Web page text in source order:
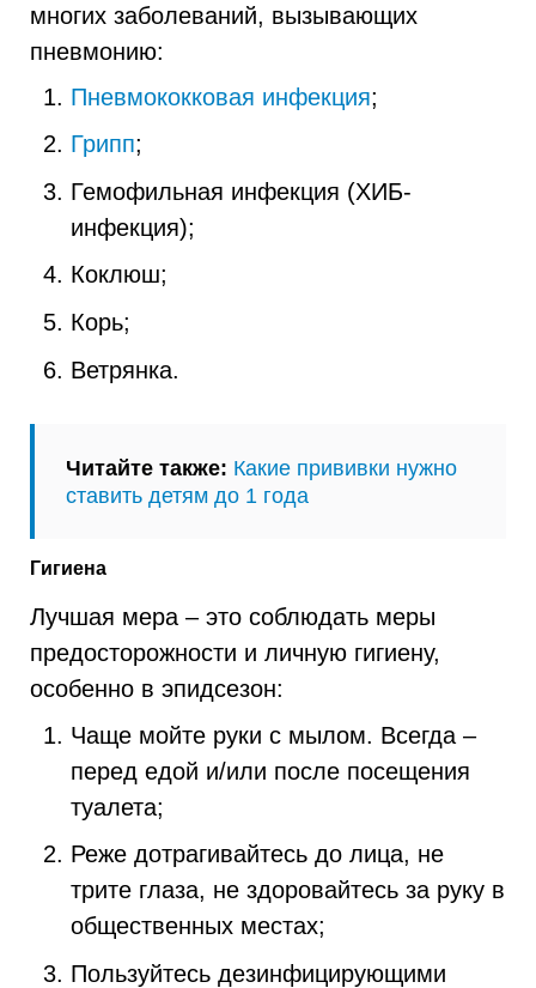
многих заболеваний, вызывающих
пневмонию:
Пневмококковая инфекция;
Грипп;
Гемофильная инфекция (ХИБ-
инфекция);
Коклюш;
Корь;
Ветрянка.
Читайте также: Какие прививки нужно
ставить детям до 1 года
Гигиена
Лучшая мера – это соблюдать меры
предосторожности и личную гигиену,
особенно в эпидсезон:
Чаще мойте руки с мылом. Всегда –
перед едой и/или после посещения
туалета;
Реже дотрагивайтесь до лица, не
трите глаза, не здоровайтесь за руку в
общественных местах;
Пользуйтесь дезинфицирующими